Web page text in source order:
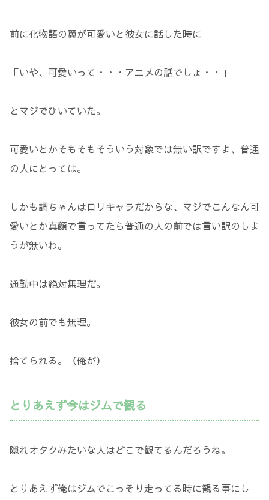
前に化物語の翼が可愛いと彼女に話した時に
「いや、可愛いって・・・アニメの話でしょ・・」
とマジでひいていた。
可愛いとかそもそもそういう対象では無い訳ですよ、普通
の人にとっては。
しかも調ちゃんはロリキャラだからな、マジでこんなん可
愛いとか真顔で言ってたら普通の人の前では言い訳のしよ
うが無いわ。
通勤中は絶対無理だ。
彼女の前でも無理。
捨てられる。（俺が）
とりあえず今はジムで観る
隠れオタクみたいな人はどこで観てるんだろうね。
とりあえず俺はジムでこっそり走ってる時に観る事にし